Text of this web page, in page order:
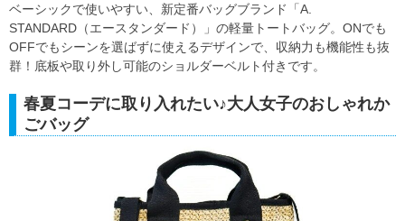
ベーシックで使いやすい、新定番バッグブランド「A.
STANDARD（エースタンダード）」の軽量トートバッグ。ONでも
OFFでもシーンを選ばずに使えるデザインで、収納力も機能性も抜
群！底板や取り外し可能のショルダーベルト付きです。
春夏コーデに取り入れたい♪大人女子のおしゃれか
ごバッグ